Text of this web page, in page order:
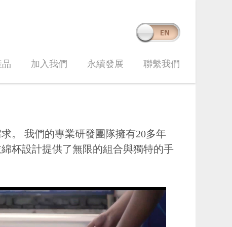
品 加入我們 永續發展 聯繫我們
。 我們的專業研發團隊擁有20多年
杯設計提供了無限的組合與獨特的手